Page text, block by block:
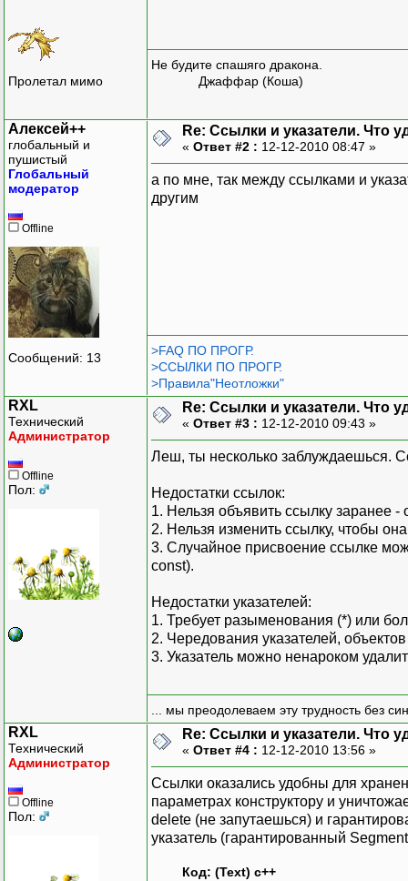
Пролетал мимо
Не будите спашяго дракона.
Джаффар (Коша)
Алексей++
глобальный и
пушистый
Глобальный
модератор
Offline
Сообщений: 13
Re: Ссылки и указатели. Что
« Ответ #2 : 12-12-2010 08:47 »
а по мне, так между ссылками и
другим
>FAQ ПО ПРОГР.
>ССЫЛКИ ПО ПРОГР.
>Правила"Неотложки"
RXL
Технический
Администратор
Offline
Пол:
Re: Ссылки и указатели. Что
« Ответ #3 : 12-12-2010 09:43 »
Леш, ты несколько заблуждаешься.
Недостатки ссылок:
1. Нельзя объявить ссылку заранее
2. Нельзя изменить ссылку, чтобы
3. Случайное присвоение ссылке
const).
Недостатки указателей:
1. Требует разыменования (*) или
2. Чередования указателей,
3. Указатель можно ненароком
... мы преодолеваем эту трудность без
RXL
Технический
Администратор
Offline
Пол:
Re: Ссылки и указатели. Что
« Ответ #4 : 12-12-2010 13:56 »
Ссылки оказались удобны для
параметрах конструктору и
delete (не запутаешься) и
указатель (гарантированный
Код: (Text) с++